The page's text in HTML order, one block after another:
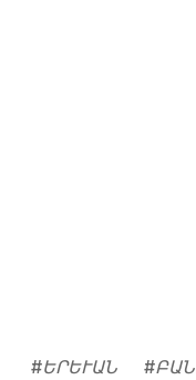
#ԵՐԵՒԱՆ #